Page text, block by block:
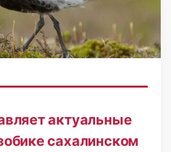
актуальные
сахалинском